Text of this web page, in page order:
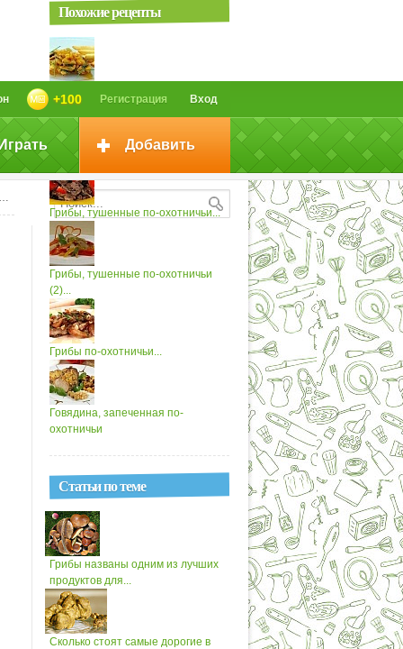
Вход
Регистрация
+100
Добавить
Похожие рецепты
Грибы тушеные
Грибы, тушенные по-охотничьи...
Грибы, тушенные по-охотничьи
(2)...
Грибы по-охотничьи...
Говядина, запеченная по-
охотничьи
Статьи по теме
Грибы названы одним из лучших
продуктов для...
Сколько стоят самые дорогие в